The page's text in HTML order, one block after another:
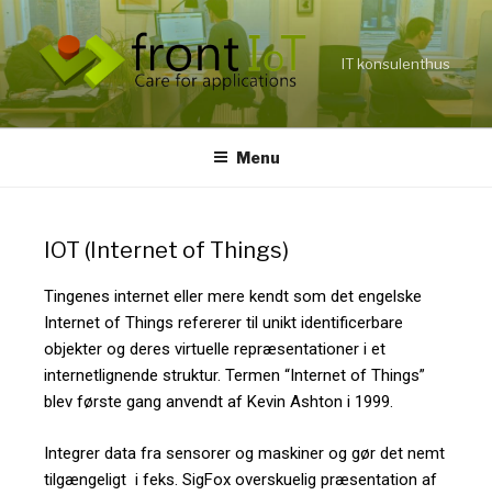
IT konsulenthus
Menu
IOT (Internet of Things)
Tingenes internet eller mere kendt som det engelske
Internet of Things refererer til unikt identificerbare
objekter og deres virtuelle repræsentationer i et
internetlignende struktur. Termen “Internet of Things”
blev første gang anvendt af Kevin Ashton i 1999.
Integrer data fra sensorer og maskiner og gør det nemt
tilgængeligt i feks. SigFox overskuelig præsentation af